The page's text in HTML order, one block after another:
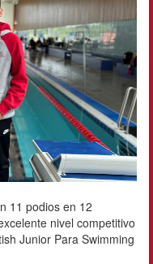
11 podios en 12
nivel competitivo
Junior Para Swimming